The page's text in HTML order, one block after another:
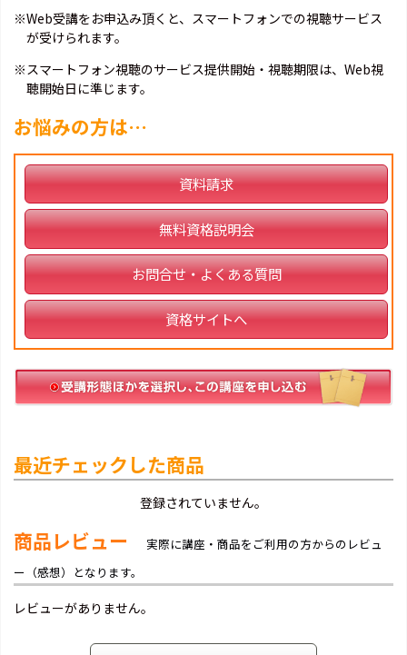
※Web受講をお申込み頂くと、スマートフォンでの視聴サービス
が受けられます。
※スマートフォン視聴のサービス提供開始・視聴期限は、Web視
聴開始日に準じます。
お悩みの方は…
資料請求
無料資格説明会
お問合せ・よくある質問
資格サイトへ
最近チェックした商品
登録されていません。
商品レビュー
実際に講座・商品をご利用の方からのレビュ
ー（感想）となります。
レビューがありません。